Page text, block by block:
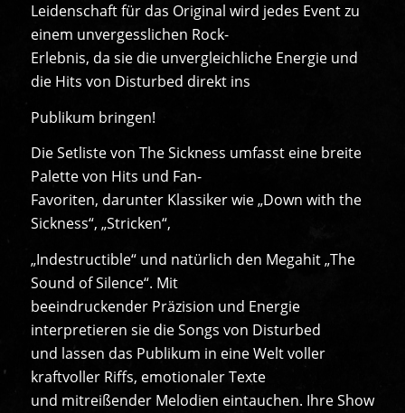
Leidenschaft für das Original wird jedes Event zu
einem unvergesslichen Rock-
Erlebnis, da sie die unvergleichliche Energie und
die Hits von Disturbed direkt ins
Publikum bringen!
Die Setliste von The Sickness umfasst eine breite
Palette von Hits und Fan-
Favoriten, darunter Klassiker wie „Down with the
Sickness“, „Stricken“,
„Indestructible“ und natürlich den Megahit „The
Sound of Silence“. Mit
beeindruckender Präzision und Energie
interpretieren sie die Songs von Disturbed
und lassen das Publikum in eine Welt voller
kraftvoller Riffs, emotionaler Texte
und mitreißender Melodien eintauchen. Ihre Show